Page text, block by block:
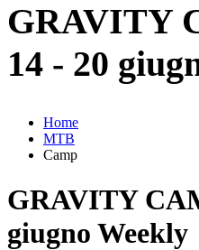
GRAVITY
14 - 20
Home
MTB
Camp
GRAVITY
giugno Weekly